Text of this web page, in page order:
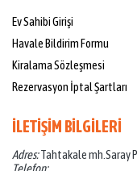
Ev Sahibi Girişi
Havale Bildirim Formu
Kiralama Sözleşmesi
Rezervasyon İptal Şartları
İLETİŞİM BİLGİLERİ
Adres:Tahtakale mh.Saray